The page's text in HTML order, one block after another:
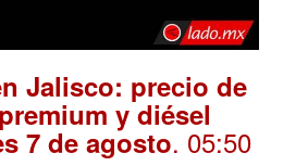
Jalisco: precio de
y diésel
7 de agosto. 05:50